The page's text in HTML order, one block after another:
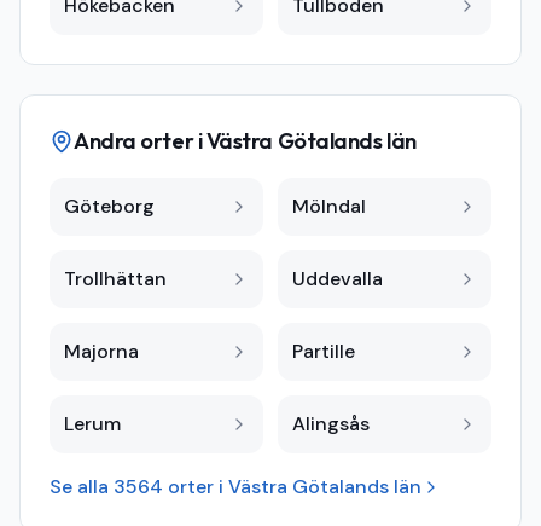
Hökebacken Tullboden
Andra orter iVästra Götalands län
Göteborg Mölndal
Trollhättan Uddevalla
Majorna Partille
Lerum Alingsås
Se alla 3564 orter i Västra Götalands län